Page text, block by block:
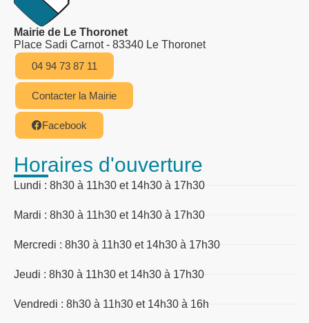
Mairie de Le Thoronet
Place Sadi Carnot - 83340 Le Thoronet
04 94 73 87 11
Contacter la Mairie
Facebook
Horaires d'ouverture
Lundi : 8h30 à 11h30 et 14h30 à 17h30
Mardi : 8h30 à 11h30 et 14h30 à 17h30
Mercredi : 8h30 à 11h30 et 14h30 à 17h30
Jeudi : 8h30 à 11h30 et 14h30 à 17h30
Vendredi : 8h30 à 11h30 et 14h30 à 16h